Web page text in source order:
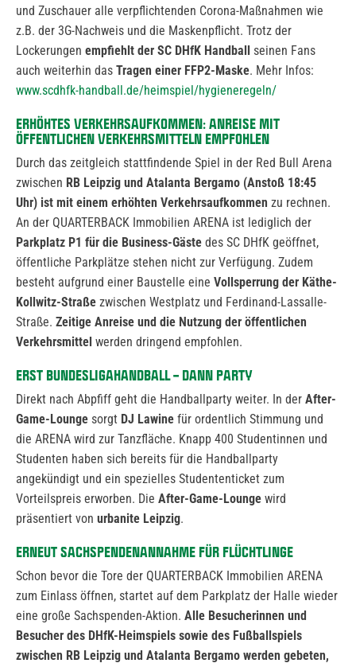
und Zuschauer alle verpflichtenden Corona-Maßnahmen wie
z.B. der 3G-Nachweis und die Maskenpflicht. Trotz der
Lockerungen empfiehlt der SC DHfK Handball
seinen Fans
auch weiterhin das Tragen einer FFP2-Maske. Mehr Infos:
www.scdhfk-handball.de/heimspiel/hygieneregeln/
ERHÖHTES VERKEHRSAUFKOMMEN:ANREISE MIT
ÖFFENTLICHEN VERKEHRSMITTELN EMPFOHLEN
Durch das zeitgleich stattfindende Spiel in der Red Bull Arena
zwischen RB Leipzig und Atalanta Bergamo (Anstoß 18:45
Uhr) ist mit einem erhöhten Verkehrsaufkommen zu rechnen.
An der QUARTERBACK Immobilien ARENA ist lediglich der
Parkplatz P1 für die Business-Gäste des SC DHfK geöffnet,
öffentliche Parkplätze stehen nicht zur Verfügung. Zudem
besteht aufgrund einer Baustelle eine Vollsperrung der Käthe-
Kollwitz-Straße zwischen Westplatz und Ferdinand-Lassalle-
Straße. Zeitige Anreise und die Nutzung der öffentlichen
Verkehrsmittel werden dringend empfohlen.
ERST BUNDESLIGAHANDBALL – DANN PARTY
Direkt nach Abpfiff geht die Handballparty weiter. In der After-
Game-Lounge sorgt DJ Lawine für ordentlich Stimmung und
die ARENA wird zur Tanzfläche. Knapp 400 Studentinnen und
Studenten haben sich bereits für die Handballparty
angekündigt und ein spezielles Studententicket zum
Vorteilspreis erworben. Die After-Game-Lounge wird
präsentiert von urbanite Leipzig.
ERNEUT SACHSPENDENANNAHME FÜR FLÜCHTLINGE
Schon bevor die Tore der QUARTERBACK Immobilien ARENA
zum Einlass öffnen, startet auf dem Parkplatz der Halle wieder
eine große Sachspenden-Aktion. Alle Besucherinnen und
Besucher des DHfK-Heimspiels sowie des Fußballspiels
zwischen RB Leipzig und Atalanta Bergamo werden gebeten,